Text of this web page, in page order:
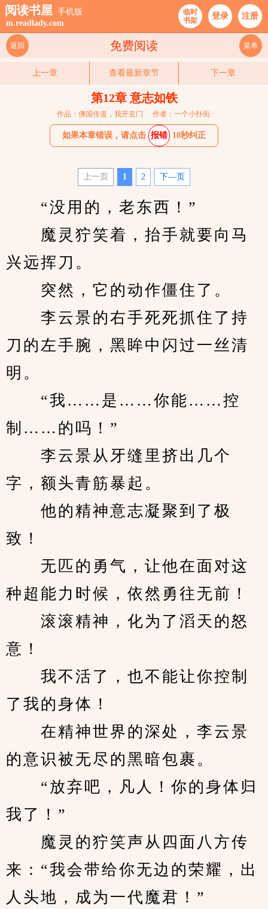
阅读书屋 手机版
m.readlady.com
临时
书架
登录 注册
免费阅读
返回 菜单
上一章 查看最新章节 下一章
第12章 意志如铁
作品：佛国传道，我开玄门 作者：一个小扑街.
如果本章错误，请点击 报错 10秒纠正
上一页 1 2 下—页
“没用的，老东西！”
魔灵狞笑着，抬手就要向马
兴远挥刀。
突然，它的动作僵住了。
李云景的右手死死抓住了持
刀的左手腕，黑眸中闪过一丝清
明。
“我……是……你能……控
制……的吗！”
李云景从牙缝里挤出几个
字，额头青筋暴起。
他的精神意志凝聚到了极
致！
无匹的勇气，让他在面对这
种超能力时候，依然勇往无前！
滚滚精神，化为了滔天的怒
意！
我不活了，也不能让你控制
了我的身体！
在精神世界的深处，李云景
的意识被无尽的黑暗包裹。
“放弃吧，凡人！你的身体归
我了！”
魔灵的狞笑声从四面八方传
来：“我会带给你无边的荣耀，出
人头地，成为一代魔君！”